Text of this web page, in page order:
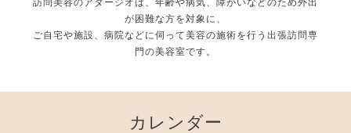
訪問美容のアダージオは、年齢や病気、障がいなどのため外出
が困難な方を対象に、
ご自宅や施設、病院などに伺って美容の施術を行う出張訪問専
門の美容室です。
カレンダー